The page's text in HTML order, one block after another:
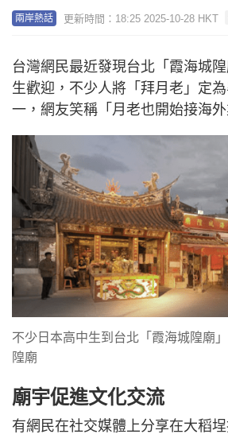
兩岸熱話 更新時間：18:25 2025-10-28 HKT
台灣網民最近發現台北「霞海城
生歡迎，不少人將「拜月老」定
一，網友笑稱「月老也開始接海外
不少日本高中生到台北「霞海城隍廟
隍廟
廟宇促進文化交流
有網民在社交媒體上分享在大稻